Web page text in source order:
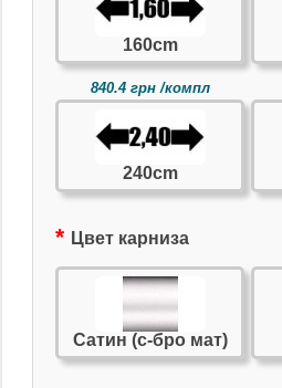
160cm
840.4 грн /компл
240cm
Цвет карниза
Сатин (с-бро мат)